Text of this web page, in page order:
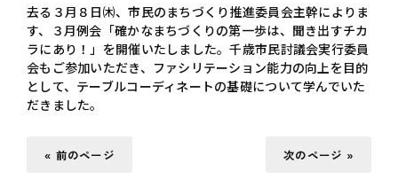
去る３月８日㈭、市民のまちづくり推進委員会主幹によりま
す、３月例会「確かなまちづくりの第一歩は、聞き出すチカ
ラにあり！」を開催いたしました。千歳市民討議会実行委員
会もご参加いただき、ファシリテーション能力の向上を目的
として、テーブルコーディネートの基礎について学んでいた
だきました。
« 前のページ 次のページ »